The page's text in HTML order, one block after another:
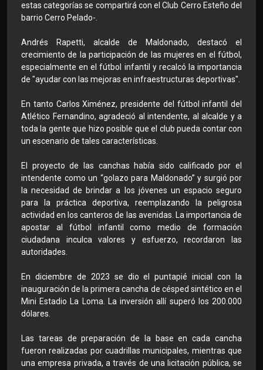
estas categorías se compartirá con el Club Cerro Esteño del
barrio Cerro Pelado-.
Andrés Rapetti, alcalde de Maldonado, destacó el
crecimiento de la participación de las mujeres en el fútbol,
especialmente en el fútbol infantil y recalcó la importancia
de "ayudar con las mejoras en infraestructuras deportivas".
En tanto Carlos Ximénez, presidente del fútbol infantil del
Atlético Fernandino, agradeció al intendente, al alcalde y a
toda la gente que hizo posible que el club pueda contar con
un escenario de tales características.
El proyecto de las canchas había sido calificado por el
intendente como un “golazo para Maldonado” y surgió por
la necesidad de brindar a los jóvenes un espacio seguro
para la práctica deportiva, reemplazando la peligrosa
actividad en los canteros de las avenidas. La importancia de
apostar al fútbol infantil como medio de formación
ciudadana inculca valores y esfuerzo, recordaron las
autoridades.
En diciembre de 2023 se dio el puntapié inicial con la
inauguración de la primera cancha de césped sintético en el
Mini Estadio La Loma. La inversión allí superó los 200.000
dólares.
Las tareas de preparación de la base en cada cancha
fueron realizadas por cuadrillas municipales, mientras que
una empresa privada, a través de una licitación pública, se